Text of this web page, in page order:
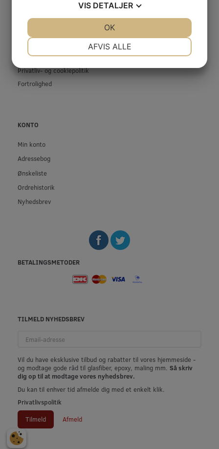
Prof-Kunde
Betingelser & Vilkår
Fortrydelsesret
Privatliv- og cookiepolitik
Fortrolighed
KONTO
Min konto
Adressebog
Ønskeliste
Ordrehistorik
Nyhedsbrev
BETALINGSMETODER
TILMELD NYHEDSBREV
adresse
Vil du have eksklusive tilbud og rabatter til vores hjemmeside -
og modtage gode råd til glasfiber, epoxy, maling mm. Så skriv
dig op til at modtage vores nyhedsbrev.
Du kan til enhver tid afmelde dig med et enkelt klik.
Privatlivspolitik
Tilmeld Afmeld
VIS DETALJER
MARKETING
AFVIS ALLE
OK